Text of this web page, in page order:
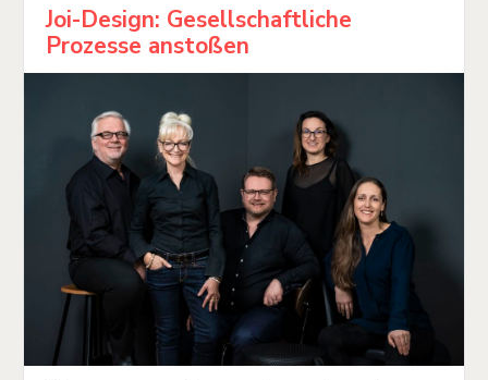
Joi-Design: Gesellschaftliche
Prozesse anstoßen